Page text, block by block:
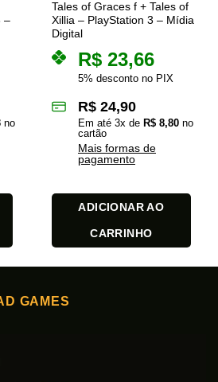
–
no
Tales of Graces f + Tales of
Xillia – PlayStation 3 – Mídia
Digital
R$ 23,66
5% desconto no PIX
R$ 24,90
Em até 3x de R$ 8,80 no
cartão
Mais formas de
pagamento
ADICIONAR AO
CARRINHO
GAMES